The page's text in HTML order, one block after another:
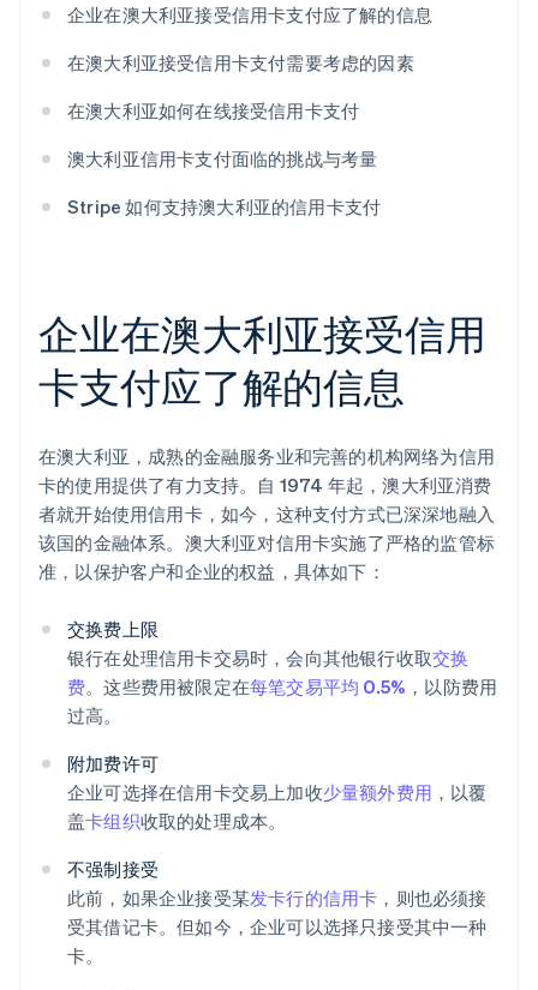
企业在澳大利亚接受信用卡支付应了解的信息
在澳大利亚接受信用卡支付需要考虑的因素
在澳大利亚如何在线接受信用卡支付
澳大利亚信用卡支付面临的挑战与考量
Stripe 如何支持澳大利亚的信用卡支付
企业在澳大利亚接受信用
卡支付应了解的信息
在澳大利亚，成熟的金融服务业和完善的机构网络为信用
卡的使用提供了有力支持。自 1974 年起，澳大利亚消费
者就开始使用信用卡，如今，这种支付方式已深深地融入
该国的金融体系。澳大利亚对信用卡实施了严格的监管标
准，以保护客户和企业的权益，具体如下：
交换费上限
银行在处理信用卡交易时，会向其他银行收取交换
费。这些费用被限定在每笔交易平均 0.5% ，以防费用
过高。
附加费许可
企业可选择在信用卡交易上加收少量额外费用 ，以覆
盖卡组织收取的处理成本。
不强制接受
此前，如果企业接受某发卡行的信用卡 ，则也必须接
受其借记卡。但如今，企业可以选择只接受其中一种
卡。